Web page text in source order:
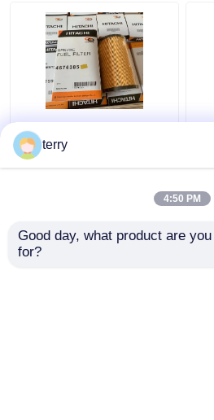
Paliwo oryginalne
Hitachi Filtry 4676385
Maszyny budowlane
Skontaktuj się z
terry
4:50 PM
Good day, what product are
for?